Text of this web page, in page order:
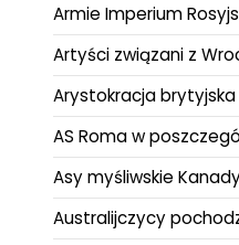
Armie Imperium
Artyści związani z
Arystokracja brytyjska
AS Roma w
Asy myśliwskie
Australijczycy